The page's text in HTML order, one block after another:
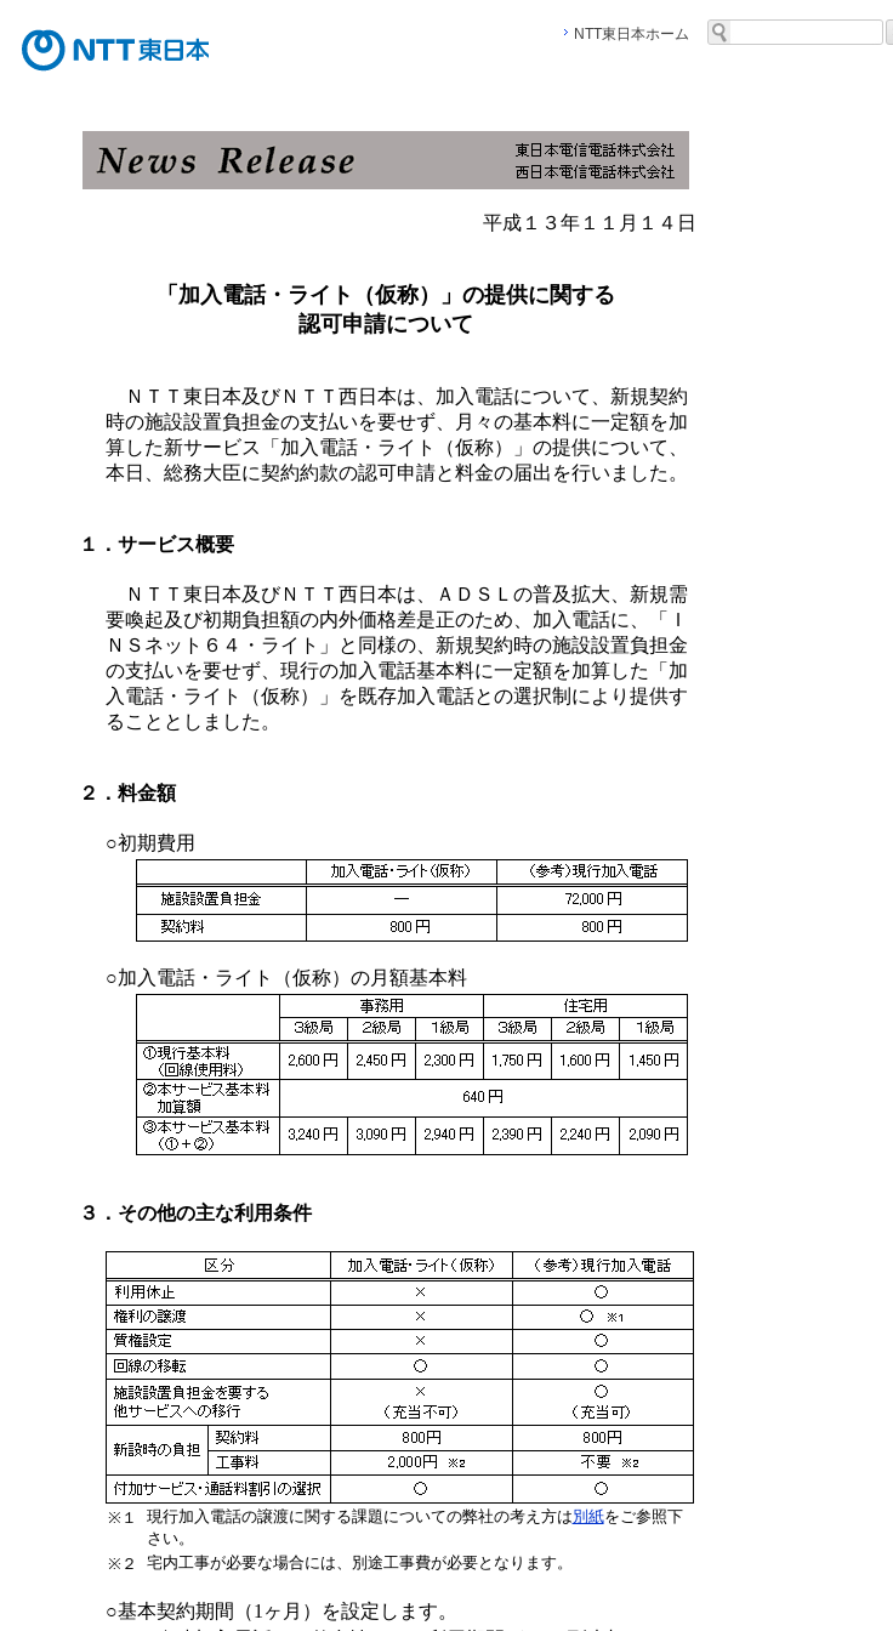
NTT東日本ホーム
平成１３年１１月１４日
「加入電話・ライト（仮称）」の提供に関する
認可申請について
ＮＴＴ東日本及びＮＴＴ西日本は、加入電話について、新規契約
時の施設設置負担金の支払いを要せず、月々の基本料に一定額を加
算した新サービス「加入電話・ライト（仮称）」の提供について、
本日、総務大臣に契約約款の認可申請と料金の届出を行いました。
１．サービス概要
ＮＴＴ東日本及びＮＴＴ西日本は、ＡＤＳＬの普及拡大、新規需
要喚起及び初期負担額の内外価格差是正のため、加入電話に、「Ｉ
ＮＳネット６４・ライト」と同様の、新規契約時の施設設置負担金
の支払いを要せず、現行の加入電話基本料に一定額を加算した「加
入電話・ライト（仮称）」を既存加入電話との選択制により提供す
ることとしました。
２．料金額
○初期費用
○加入電話・ライト（仮称）の月額基本料
３．その他の主な利用条件
※１ 現行加入電話の譲渡に関する課題についての弊社の考え方は別紙をご参照下
さい。
※２
宅内工事が必要な場合には、別途工事費が必要となります。
○基本契約期間（1ヶ月）を設定します。